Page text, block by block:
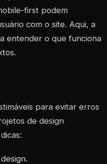
first podem
com o site. Aqui, a
entender o que funciona
para evitar erros
de design